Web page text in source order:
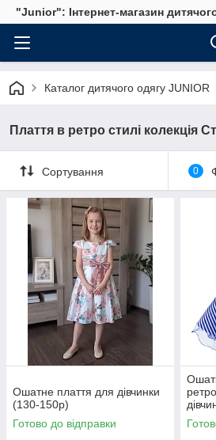
"Junior": Інтернет-магазин
Каталог дитячого одягу JUNIOR
Плаття в ретро стилі колекція
Сортування 0
Ошатне плаття для дівчинки
(130-150р)
Готово до відправки